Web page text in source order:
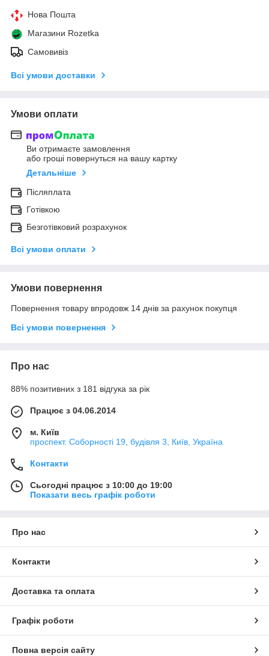
Нова Пошта
Магазини Rozetka
Самовивіз
Всі умови доставки
Умови оплати
Ви отримаєте замовлення
або гроші повернуться на вашу картку
Детальніше
Післяплата
Готівкою
Безготівковий розрахунок
Всі умови оплати
Умови повернення
Повернення товару впродовж 14 днів за рахунок покупця
Всі умови повернення
Про нас
88% позитивних з 181 відгука за рік
Працює з 04.06.2014
м. Київ
проспект. Соборності 19, будівля 3, Київ, Україна
Контакти
Сьогодні працює з 10:00 до 19:00
Показати весь графік роботи
Про нас
Контакти
Доставка та оплата
Графік роботи
Повна версія сайту